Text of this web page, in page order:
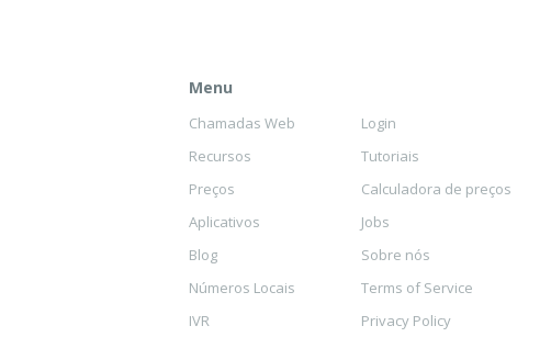
Menu
Chamadas Web
Recursos
Preços
Aplicativos
Blog
Números Locais
IVR
Login
Tutoriais
Calculadora de preços
Jobs
Sobre nós
Terms of Service
Privacy Policy